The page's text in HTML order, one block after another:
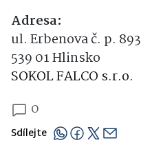
Adresa:
ul. Erbenova č. p. 893
539 01 Hlinsko
SOKOL FALCO s.r.o.
0
Sdílejte